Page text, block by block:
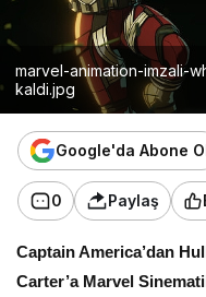
marvel-animation-imzali-
kaldi.jpg
Google'da Abone
0 Paylaş
Captain America’dan
Carter’a Marvel